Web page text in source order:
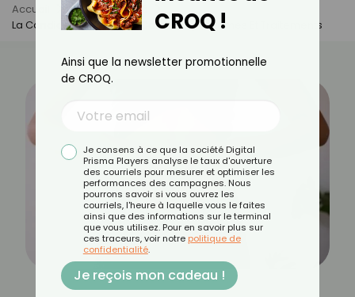
Accueil Actus
Santé
La Candidose Digestive : Causes, Symptômes Et Traitements
CROQ !
Ainsi que la newsletter promotionnelle
de CROQ.
Je consens à ce que la société Digital
Prisma Players analyse le taux d'ouverture
des courriels pour mesurer et optimiser les
performances des campagnes. Nous
pourrons savoir si vous ouvrez les
courriels, l'heure à laquelle vous le faites
ainsi que des informations sur le terminal
que vous utilisez. Pour en savoir plus sur
ces traceurs, voir notre politique de
confidentialité.
Je reçois mon cadeau !